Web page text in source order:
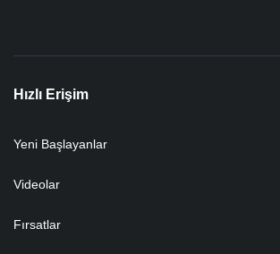
Hızlı Erişim
Yeni Başlayanlar
Videolar
Fırsatlar